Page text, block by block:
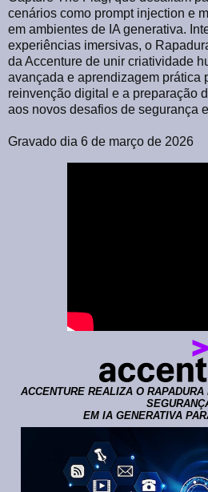
cenários como prompt injection e
em ambientes de IA generativa.
experiências imersivas, o
da Accenture de unir criatividade
avançada e aprendizagem prática
reinvenção digital e a preparação
aos novos desafios de segurança
Gravado dia 6 de março de 2026
ACCENTURE REALIZA O
EM IA GENERATIVA